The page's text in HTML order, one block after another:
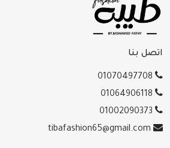
اتصل بنا